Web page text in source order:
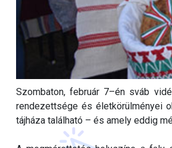
Szombaton, február 7–én sváb
rendezettsége és életkörülményei
tájháza található – és amely eddig